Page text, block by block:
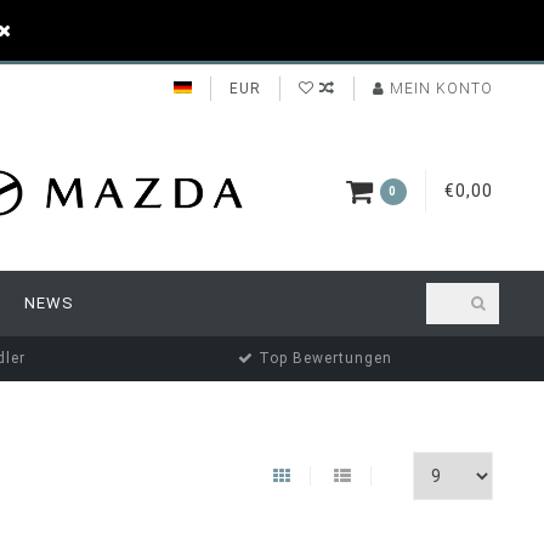
EUR MEIN KONTO
0 €0,00
NEWS
Top Bewertungen